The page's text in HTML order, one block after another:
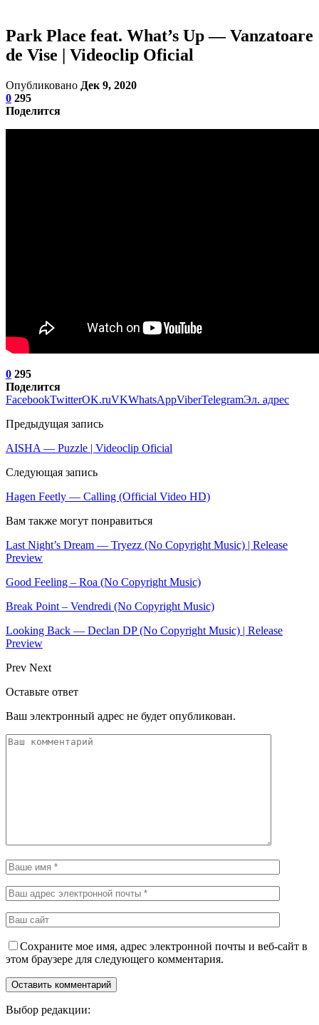
Park Place feat. What’s Up — Vanzatoare
de Vise | Videoclip Oficial
Опубликовано Дек 9, 2020
0 295
Поделится
0 295
Поделится
FacebookTwitterOK.ruVKWhatsAppViberTelegramЭл. адрес
Предыдущая запись
AISHA — Puzzle | Videoclip Oficial
Следующая запись
Hagen Feetly — Calling (Official Video HD)
Вам также могут понравиться
Last Night’s Dream — Tryezz (No Copyright Music) | Release
Preview
Good Feeling – Roa (No Copyright Music)
Break Point – Vendredi (No Copyright Music)
Looking Back — Declan DP (No Copyright Music) | Release
Preview
Prev Next
Оставьте ответ
Ваш электронный адрес не будет опубликован.
Сохраните мое имя, адрес электронной почты и веб-сайт в
этом браузере для следующего комментария.
Выбор редакции: